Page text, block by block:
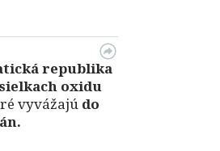
republika
oxidu
vyvážajú do